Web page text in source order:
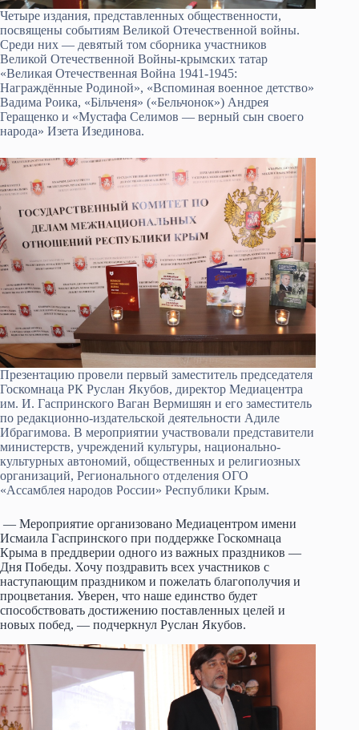
Четыре издания, представленных общественности,
посвящены событиям Великой Отечественной войны.
Среди них — девятый том сборника участников
Великой Отечественной Войны-крымских татар
«Великая Отечественная Война 1941-1945:
Награждённые Родиной», «Вспоминая военное детство»
Вадима Роика, «Бiльченя» («Бельчонок») Андрея
Геращенко и «Мустафа Селимов — верный сын своего
народа» Изета Изединова.
Презентацию провели первый заместитель председателя
Госкомнаца РК Руслан Якубов, директор Медиацентра
им. И. Гаспринского Ваган Вермишян и его заместитель
по редакционно-издательской деятельности Адиле
Ибрагимова. В мероприятии участвовали представители
министерств, учреждений культуры, национально-
культурных автономий, общественных и религиозных
организаций, Регионального отделения ОГО
«Ассамблея народов России» Республики Крым.
— Мероприятие организовано Медиацентром имени
Исмаила Гаспринского при поддержке Госкомнаца
Крыма в преддверии одного из важных праздников —
Дня Победы. Хочу поздравить всех участников с
наступающим праздником и пожелать благополучия и
процветания. Уверен, что наше единство будет
способствовать достижению поставленных целей и
новых побед, — подчеркнул Руслан Якубов.